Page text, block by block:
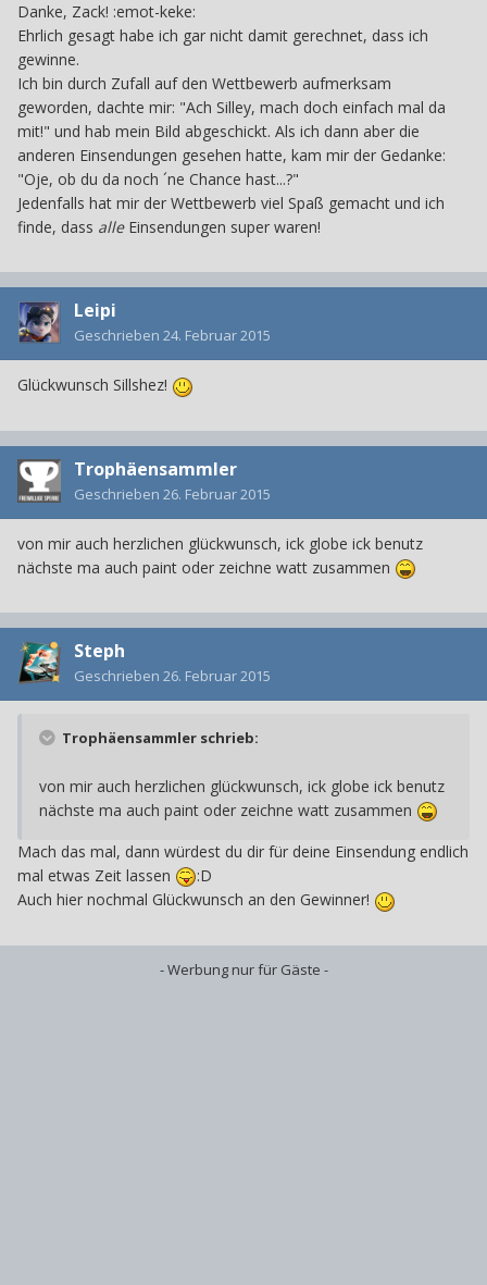
Danke, Zack! :emot-keke:
Ehrlich gesagt habe ich gar nicht damit gerechnet, dass ich
gewinne.
Ich bin durch Zufall auf den Wettbewerb aufmerksam
geworden, dachte mir: "Ach Silley, mach doch einfach mal da
mit!" und hab mein Bild abgeschickt. Als ich dann aber die
anderen Einsendungen gesehen hatte, kam mir der Gedanke:
"Oje, ob du da noch ´ne Chance hast...?"
Jedenfalls hat mir der Wettbewerb viel Spaß gemacht und ich
finde, dass alleEinsendungen super waren!
Leipi
Geschrieben 24. Februar 2015
Glückwunsch Sillshez!
Trophäensammler
Geschrieben 26. Februar 2015
von mir auch herzlichen glückwunsch, ick globe ick benutz
nächste ma auch paint oder zeichne watt zusammen
Steph
Geschrieben 26. Februar 2015
Trophäensammler schrieb:
von mir auch herzlichen glückwunsch, ick globe ick benutz
nächste ma auch paint oder zeichne watt zusammen
Mach das mal, dann würdest du dir für deine Einsendung endlich
mal etwas Zeit lassen
:D
Auch hier nochmal Glückwunsch an den Gewinner!
- Werbung nur für Gäste -